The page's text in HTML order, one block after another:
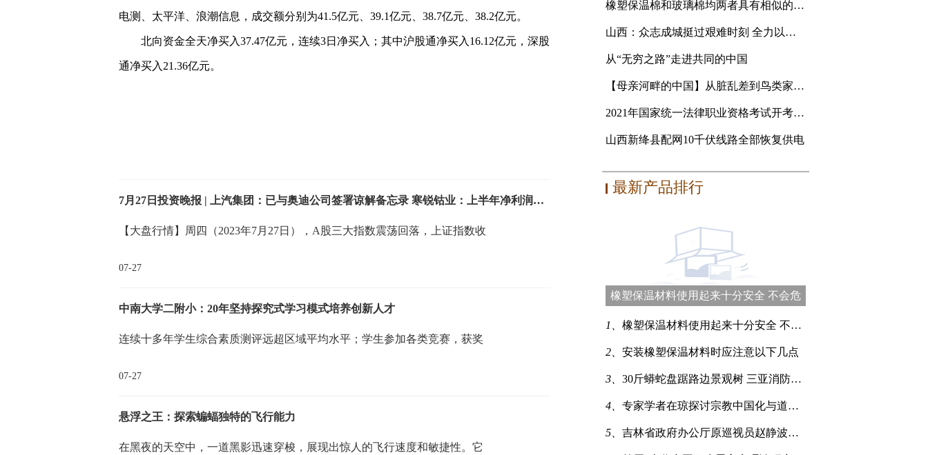
电测、太平洋、浪潮信息，成交额分别为41.5亿元、39.1亿元、38.7亿元、38.2亿元。
北向资金全天净买入37.47亿元，连续3日净买入；其中沪股通净买入16.12亿元，深股
通净买入21.36亿元。
7月27日投资晚报 | 上汽集团：已与奥迪公司签署谅解备忘录 寒锐钴业：上半年净利润同比下降78.39%
【大盘行情】周四（2023年7月27日），A股三大指数震荡回落，上证指数收
07-27
中南大学二附小：20年坚持探究式学习模式培养创新人才
连续十多年学生综合素质测评远超区域平均水平；学生参加各类竞赛，获奖
07-27
悬浮之王：探索蝙蝠独特的飞行能力
在黑夜的天空中，一道黑影迅速穿梭，展现出惊人的飞行速度和敏捷性。它
橡塑保温棉和玻璃棉均两者具有相似的性能 要选更适合自己的
山西：众志成城挺过艰难时刻 全力以赴恢复美好家园
从“无穷之路”走进共同的中国
【母亲河畔的中国】从脏乱差到鸟类家园 黄河滩地公园是
2021年国家统一法律职业资格考试开考 青海考生人数创新高
山西新绛县配网10千伏线路全部恢复供电
最新产品排行
橡塑保温材料使用起来十分安全 不会危
1、 橡塑保温材料使用起来十分安全 不会危害健康
2、 安装橡塑保温材料时应注意以下几点
3、 30斤蟒蛇盘踞路边景观树 三亚消防员登高抓捕
4、 专家学者在琼探讨宗教中国化与道教的传承创新
5、 吉林省政府办公厅原巡视员赵静波一审被判刑15年